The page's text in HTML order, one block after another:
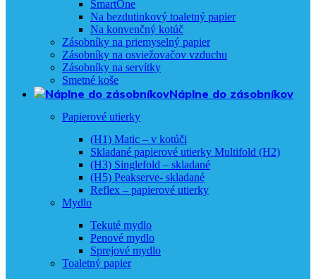
SmartOne
Na bezdutinkový toaletný papier
Na konvenčný kotúč
Zásobníky na priemyselný papier
Zásobníky na osviežovačov vzduchu
Zásobníky na servítky
Smetné koše
Náplne do zásobníkov
Papierové utierky
(H1) Matic – v kotúči
Skladané papierové utierky Multifold (H2)
(H3) Singlefold – skladané
(H5) Peakserve- skladané
Reflex – papierové utierky
Mydlo
Tekuté mydlo
Penové mydlo
Sprejové mydlo
Toaletný papier